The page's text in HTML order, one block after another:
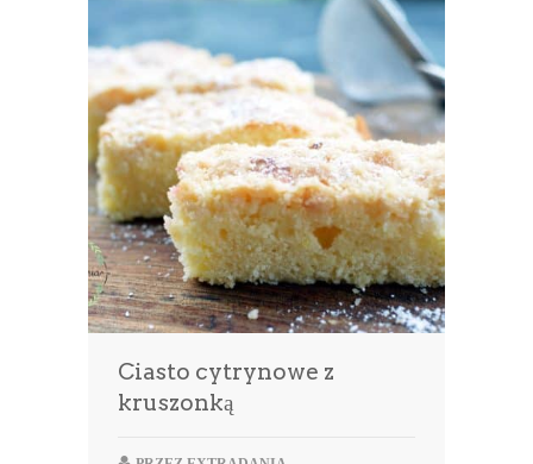
Ciasto cytrynowe z
kruszonką